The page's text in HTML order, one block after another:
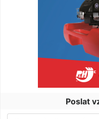
Poslat